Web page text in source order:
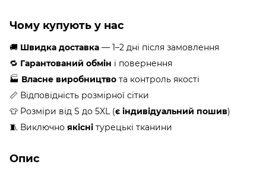
Чому купують у нас
🚚 Швидка доставка — 1–2 дні після замовлення
🔁 Гарантований обмін і повернення
🏭 Власне виробництво та контроль якості
📏 Відповідність розмірної сітки
👕 Розміри від S до 5XL (є індивідуальний пошив)
🧵 Виключно якісні турецькі тканини
Опис